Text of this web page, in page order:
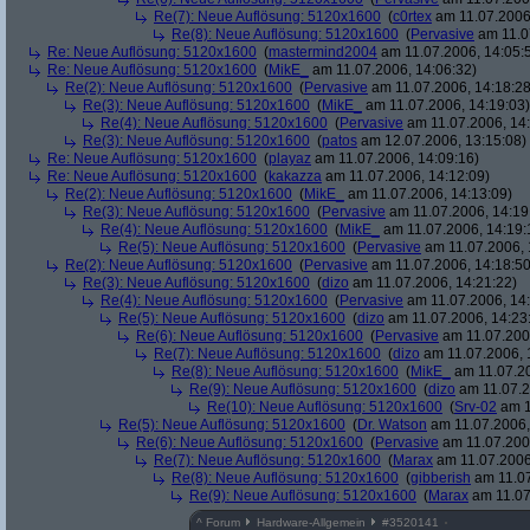
Re(7): Neue Auflösung: 5120x1600 (c0rtex am
Re(8): Neue Auflösung: 5120x1600 (Pervasive am
Re: Neue Auflösung: 5120x1600 (mastermind2004 am 11.07.2006,
Re: Neue Auflösung: 5120x1600 (MikE_
am 11.07.2006, 14:06:32)
Re(2): Neue Auflösung: 5120x1600 (Pervasive am 11.07.2006,
Re(3): Neue Auflösung: 5120x1600 (MikE_
am 11.07.2006, 14:19:03)
Re(4): Neue Auflösung: 5120x1600 (Pervasive am 11.07.2006,
Re(3): Neue Auflösung: 5120x1600 (patos am 12.07.2006, 13:15:08)
Re: Neue Auflösung: 5120x1600 (playaz am 11.07.2006, 14:09:16)
Re: Neue Auflösung: 5120x1600 (kakazza am 11.07.2006, 14:12:09)
Re(2): Neue Auflösung: 5120x1600 (MikE_
am 11.07.2006, 14:13:09)
Re(3): Neue Auflösung: 5120x1600 (Pervasive am 11.07.2006,
Re(4): Neue Auflösung: 5120x1600 (MikE_
am 11.07.2006,
Re(5): Neue Auflösung: 5120x1600 (Pervasive am 11.07.2006,
Re(2): Neue Auflösung: 5120x1600 (Pervasive am 11.07.2006,
Re(3): Neue Auflösung: 5120x1600 (dizo am 11.07.2006, 14:21:22)
Re(4): Neue Auflösung: 5120x1600 (Pervasive am 11.07.2006,
Re(5): Neue Auflösung: 5120x1600 (dizo am 11.07.2006,
Re(6): Neue Auflösung: 5120x1600 (Pervasive am
Re(7): Neue Auflösung: 5120x1600 (dizo am 11.07.2006,
Re(8): Neue Auflösung: 5120x1600 (MikE_
am
Re(9): Neue Auflösung: 5120x1600 (dizo am
Re(10): Neue Auflösung: 5120x1600 (Srv-02 am
Re(5): Neue Auflösung: 5120x1600 (Dr. Watson am
Re(6): Neue Auflösung: 5120x1600 (Pervasive am
Re(7): Neue Auflösung: 5120x1600 (Marax am
Re(8): Neue Auflösung: 5120x1600 (gibberish am
Re(9): Neue Auflösung: 5120x1600 (Marax am
^ Forum Hardware-Allgemein #3520141